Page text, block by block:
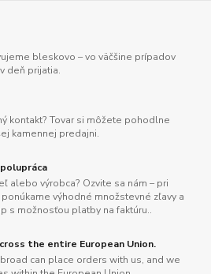
bleskovo – vo väčšine prípadov
deň prijatia.
kontakt? Tovar si môžete pohodlne
kamennej predajni.
alebo výrobca? Ozvite sa nám – pri
výhodné množstevné zľavy a
s možnosťou platby na faktúru..
the entire European Union.
can place orders with us, and we